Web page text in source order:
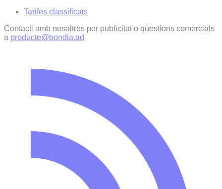
Tarifes classificats
Contacti amb nosaltres per publicitat o qüestions comercials
a producte@bondia.ad